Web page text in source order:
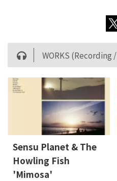
WORKS (Recording
Sensu Planet & The
Howling Fish
'Mimosa'